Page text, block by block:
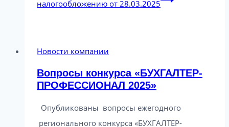
налогообложению от 28.03.2025
Новости компании
Вопросы конкурса «БУХГАЛТЕР-
ПРОФЕССИОНАЛ 2025»
Опубликованы вопросы ежегодного
регионального конкурса «БУХГАЛТЕР-